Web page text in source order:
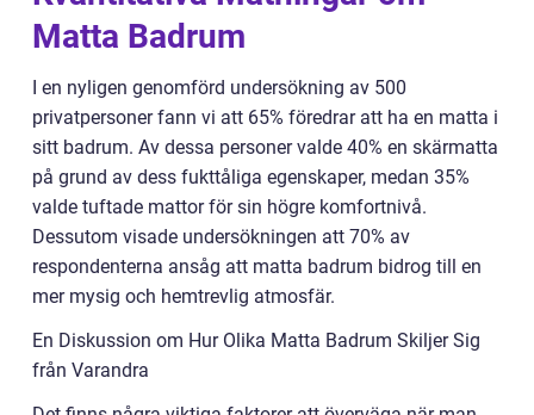
Matta Badrum
I en nyligen genomförd undersökning av 500
privatpersoner fann vi att 65% föredrar att ha en matta i
sitt badrum. Av dessa personer valde 40% en skärmatta
på grund av dess fukttåliga egenskaper, medan 35%
valde tuftade mattor för sin högre komfortnivå.
Dessutom visade undersökningen att 70% av
respondenterna ansåg att matta badrum bidrog till en
mer mysig och hemtrevlig atmosfär.
En Diskussion om Hur Olika Matta Badrum Skiljer Sig
från Varandra